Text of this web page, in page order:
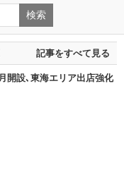
記事をすべて見る
開設､東海エリア出店強化